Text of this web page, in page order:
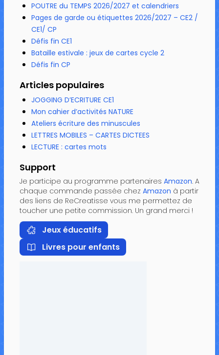
POUTRE du TEMPS 2026/2027 et calendriers
Pages de garde ou étiquettes 2026/2027 – CE2 /
CE1/ CP
Défis fin CE1
Bataille estivale : jeux de cartes cycle 2
Défis fin CP
Articles populaires
JOGGING D’ECRITURE CE1
Mon cahier d’activités NATURE
Ateliers écriture des minuscules
LETTRES MOBILES – CARTES DICTEES
LECTURE : cartes mots
Support
Je participe au programme partenaires Amazon. A
chaque commande passée chez Amazon à partir
des liens de ReCreatisse vous me permettez de
toucher une petite commission. Un grand merci !
Jeux éducatifs
Livres pour enfants